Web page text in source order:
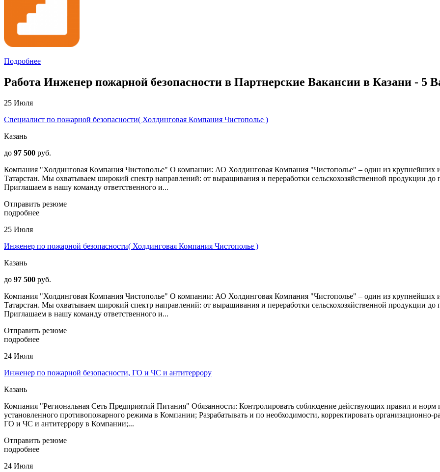
Подробнее
Работа Инженер пожарной безопасности в Партнерские Вакансии в Казани - 5
25 Июля
Специалист по пожарной безопасности( Холдинговая Компания Чистополье )
Казань
до 97 500 руб.
Компания "Холдинговая Компания Чистополье" О компании: АО Холдинговая Компания "Чистополье" – один из крупнейших
Татарстан. Мы охватываем широкий спектр направлений: от выращивания и переработки сельскохозяйственной продукции
Приглашаем в нашу команду ответственного и...
Отправить резюме
подробнее
25 Июля
Инженер по пожарной безопасности( Холдинговая Компания Чистополье )
Казань
до 97 500 руб.
Компания "Холдинговая Компания Чистополье" О компании: АО Холдинговая Компания "Чистополье" – один из крупнейших
Татарстан. Мы охватываем широкий спектр направлений: от выращивания и переработки сельскохозяйственной продукции
Приглашаем в нашу команду ответственного и...
Отправить резюме
подробнее
24 Июля
Инженер по пожарной безопасности, ГО и ЧС и антитеррору
Казань
Компания "Региональная Сеть Предприятий Питания" Обязанности: Контролировать соблюдение действующих правил и
установленного противопожарного режима в Компании; Разрабатывать и по необходимости, корректировать
ГО и ЧС и антитеррору в Компании;...
Отправить резюме
подробнее
24 Июля